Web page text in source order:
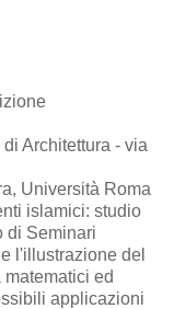
Architettura - via
Università Roma
islamici: studio
di Seminari
l'illustrazione del
ed
applicazioni